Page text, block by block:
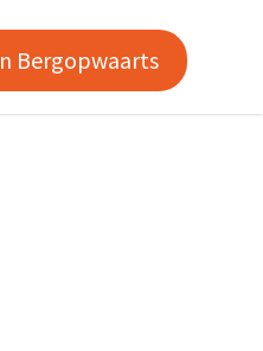
Bergopwaarts